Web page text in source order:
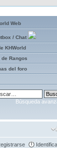
Web
/ Chat
KHWorld
Rangos
del foro
Búsqueda